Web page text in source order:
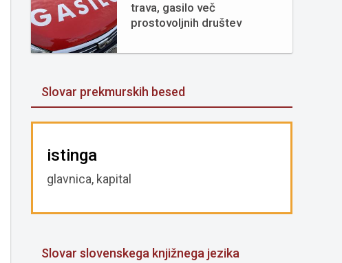
trava, gasilo več
prostovoljnih društev
Slovar prekmurskih besed
istinga
glavnica, kapital
Slovar slovenskega knjižnega jezika